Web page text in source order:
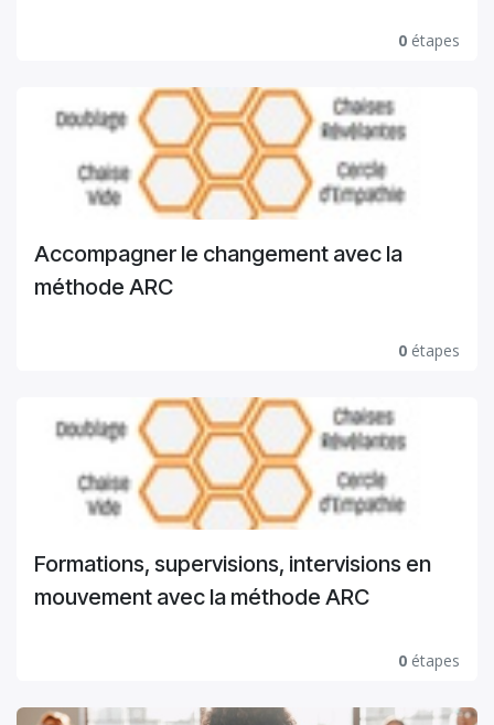
0 étapes
Accompagner le changement avec la
méthode ARC
0 étapes
Formations, supervisions, intervisions en
mouvement avec la méthode ARC
0 étapes